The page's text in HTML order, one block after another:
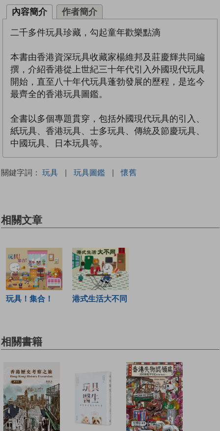
內容簡介 作者簡介
二千多件玩具珍藏，勾起童年歡樂點滴
本書由香港資深玩具收藏家楊維邦及莊慶輝共同編
撰，介紹香港從上世紀三十年代引入外國現代玩具
開始，直至八十年代玩具蓬勃發展的歷程，是迄今
最齊全的香港玩具圖鑑。
全書以多個專題貫穿，包括外國現代玩具的引入、
紙玩具、香港玩具、士多玩具、傳統及節慶玩具、
中國玩具、日本玩具等。
關鍵字詞： 玩具 | 玩具圖鑑 | 懷舊
相關文章
玩具！集合！ 港式生活大不同
相關書籍